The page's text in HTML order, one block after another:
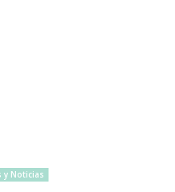
y Noticias